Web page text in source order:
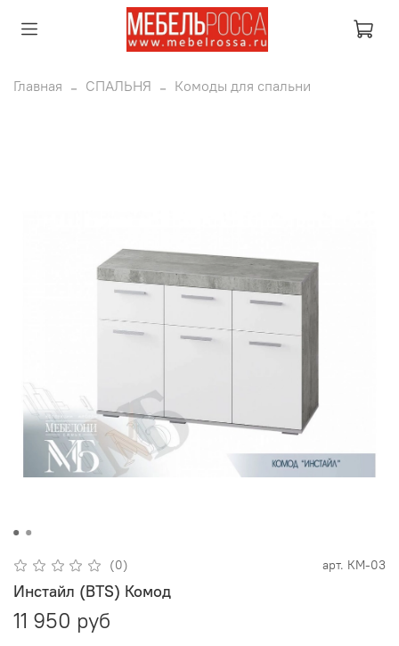
Главная СПАЛЬНЯ Комоды для спальни
(0) арт. КМ-03
Инстайл (BTS) Комод
11 950 руб